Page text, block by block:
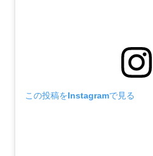
この投稿をInstagramで見る